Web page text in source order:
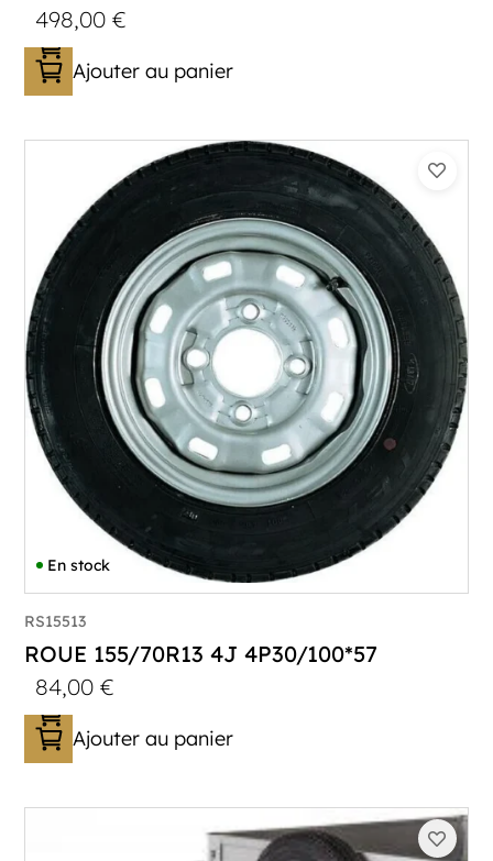
498,00€
Ajouter au panier
En stock
RS15513
ROUE 155/70R13 4J 4P30/100*57
84,00€
Ajouter au panier